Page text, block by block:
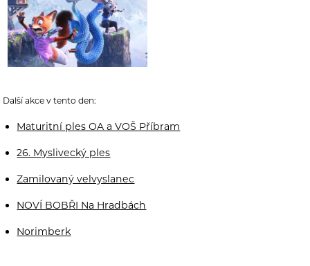
Další akce v tento den:
Maturitní ples OA a VOŠ Příbram
26. Myslivecký ples
Zamilovaný velvyslanec
NOVÍ BOBŘI Na Hradbách
Norimberk